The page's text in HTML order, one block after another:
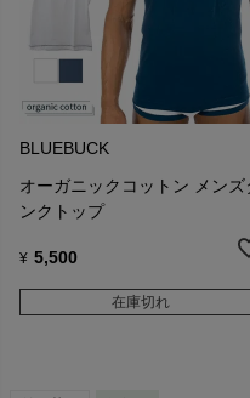
BLUEBUCK
オーガニックコットン メンズ
ンクトップ
¥ 5,500
在庫切れ